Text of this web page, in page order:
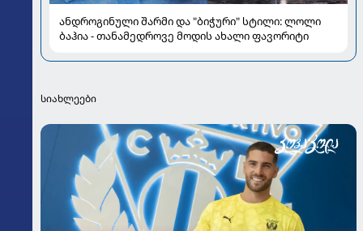
ანდროგინული შარმი და "ბიჭური" სტილი: ლოლი
ბაჰია - თანამედროვე მოდის ახალი ფავორიტი
სიახლეები